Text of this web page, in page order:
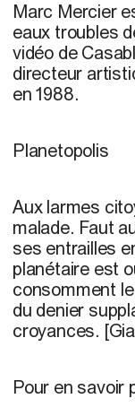
Marc Mercier
eaux troubles
vidéo de
directeur
en 1988.
Planetopolis
Aux larmes
malade. Faut
ses entrailles
planétaire est
consomment
du denier
croyances.
Pour en savoir